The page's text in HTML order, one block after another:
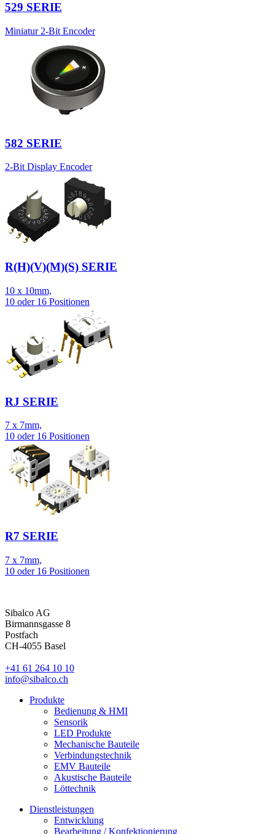
529 SERIE
Miniatur 2-Bit Encoder
582 SERIE
2-Bit Display Encoder
R(H)(V)(M)(S) SERIE
10 x 10mm,
10 oder 16 Positionen
RJ SERIE
7 x 7mm,
10 oder 16 Positionen
R7 SERIE
7 x 7mm,
10 oder 16 Positionen
Sibalco AG
Birmannsgasse 8
Postfach
CH-4055 Basel
+41 61 264 10 10
info@sibalco.ch
Produkte
Bedienung & HMI
Sensorik
LED Produkte
Mechanische Bauteile
Verbindungstechnik
EMV Bauteile
Akustische Bauteile
Löttechnik
Dienstleistungen
Entwicklung
Bearbeitung / Konfektionierung